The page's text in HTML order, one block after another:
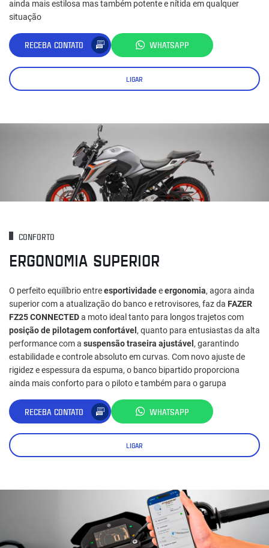
ainda mais estilosa mas também potente e nítida em qualquer
situação
RECEBA CONTATO WHATSAPP
LIGAR
CONFORTO
ERGONOMIA SUPERIOR
O perfeito equilíbrio entreesportividadeeergonomia, agora ainda
superior com a atualização do banco e retrovisores, faz da FAZER
FZ25 CONNECTEDa moto ideal tanto para longos trajetos com
posição de pilotagem confortável , quanto para entusiastas da alta
performance com a suspensão traseira ajustável , garantindo
estabilidade e controle absoluto em curvas. Com novo ajuste de
rigidez e espessura da espuma, o banco bipartido proporciona
ainda mais conforto para o piloto e também para o garupa
RECEBA CONTATO WHATSAPP
LIGAR